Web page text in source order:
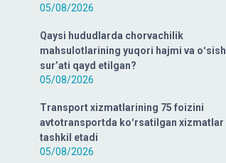
05/08/2026
Qaysi hududlarda chorvachilik
mahsulotlarining yuqori hajmi va oʻsish
surʼati qayd etilgan?
05/08/2026
Transport xizmatlarining 75 foizini
avtotransportda koʻrsatilgan xizmatlar
tashkil etadi
05/08/2026